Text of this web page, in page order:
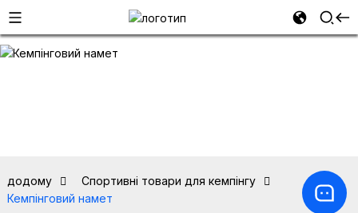
додому
Спортивні товари для кемпінгу
Кемпінговий намет